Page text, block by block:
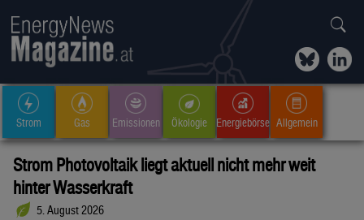
Strom Gas Emissionen Ökologie Energiebörse Allgemein
Strom Photovoltaik liegt aktuell nicht mehr weit
hinter Wasserkraft
5. August 2026